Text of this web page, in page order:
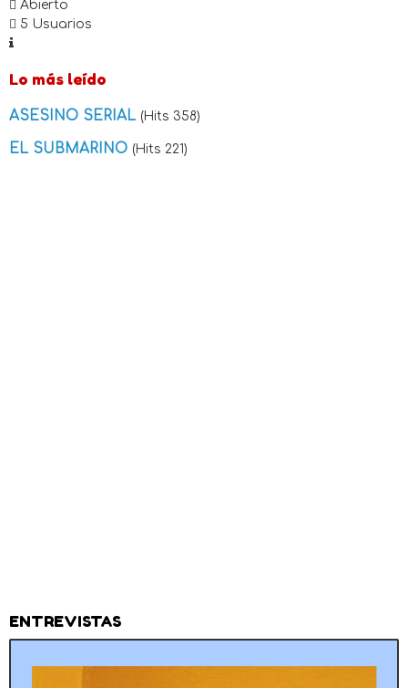
Abierto
5 Usuarios
Lo más leído
ASESINO SERIAL (Hits 358)
EL SUBMARINO (Hits 221)
ENTREVISTAS